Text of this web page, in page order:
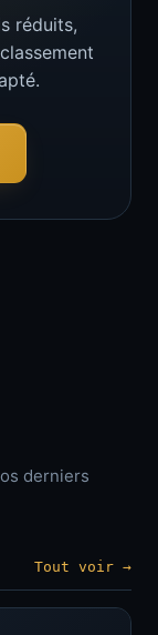
réduits,
derniers
Tout voir →